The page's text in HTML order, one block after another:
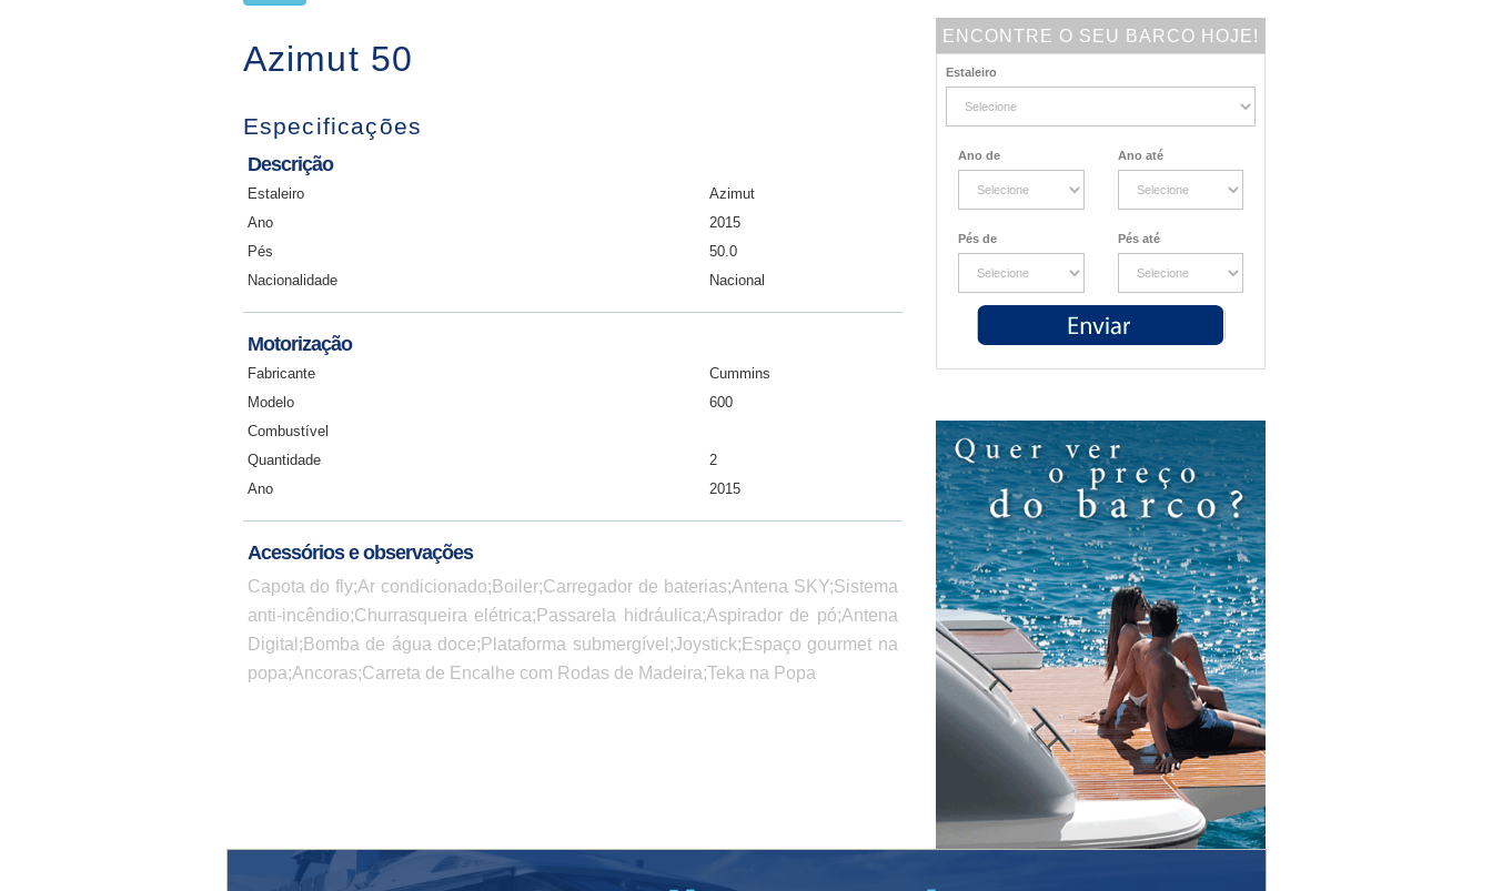
Azimut 50
Especificações
Descrição
Estaleiro
Azimut
Ano
2015
Pés
50.0
Nacionalidade
Nacional
Motorização
Fabricante
Cummins
Modelo
600
Combustível
Quantidade
2
Ano
2015
Acessórios e observações
Capota do fly;Ar condicionado;Boiler;Carregador de baterias;Antena SKY;Sistema
anti-incêndio;Churrasqueira elétrica;Passarela hidráulica;Aspirador de pó;Antena
Digital;Bomba de água doce;Plataforma submergível;Joystick;Espaço gourmet na
popa;Ancoras;Carreta de Encalhe com Rodas de Madeira;Teka na Popa
ENCONTRE O SEU BARCO HOJE!
Estaleiro
Ano de Ano até
Pés de Pés até